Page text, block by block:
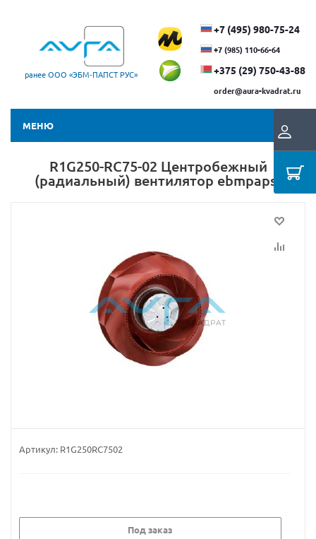
ранее ООО «ЭБМ‑ПАПСТ РУС»
+7 (495) 980-75-24
+7 (985) 110-66-64
+375 (29) ​750-43-88
order@aura-kvadrat.ru
МЕНЮ
R1G250-RC75-02 Центробежный
(радиальный) вентилятор ebmpapst
Артикул: R1G250RC7502
Под заказ